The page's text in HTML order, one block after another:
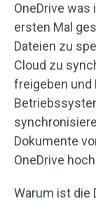
OneDrive
ersten Mal
Dateien zu
Cloud zu
freigeben und
Dokumente
OneDrive
Warum ist die